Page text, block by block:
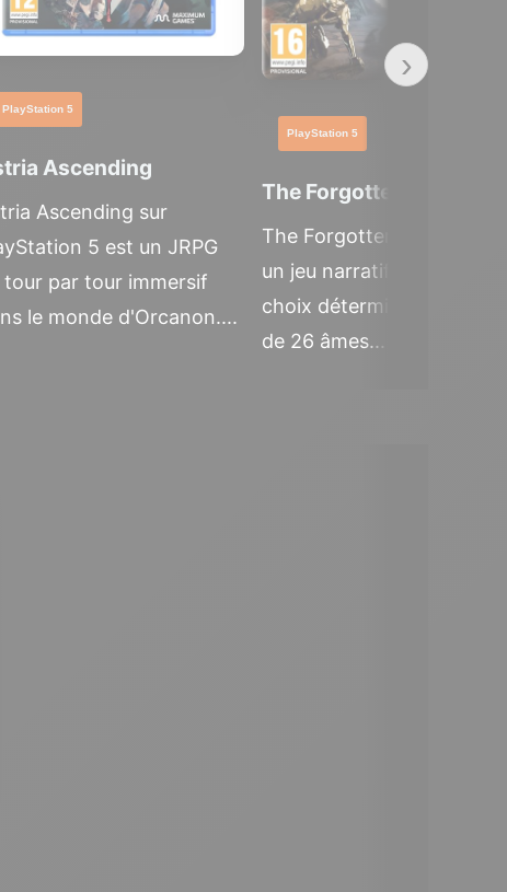
PlayStation 5
Ascending
Ascending sur
5 est un JRPG
tour par tour immersif
le monde d'Orcanon....
PlayStation 5
The Forgotten City
The Forgotten City PS5
un jeu narratif mature où
choix déterminent le
de 26 âmes...
›